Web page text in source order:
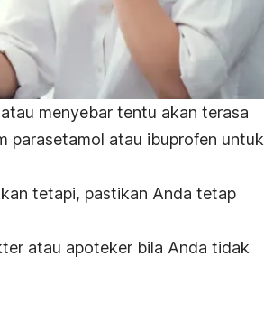
menyebar tentu akan terasa
parasetamol atau ibuprofen untuk
tetapi, pastikan Anda tetap
atau apoteker bila Anda tidak